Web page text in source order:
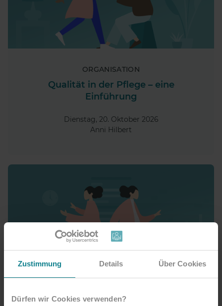
Zustimmung Details Über Cookies
Dürfen wir Cookies verwenden?
ORGANISATION
Qualität in der Pflege – eine
Einführung
Dienstag, 20. Oktober 2026
Anni Hilbert